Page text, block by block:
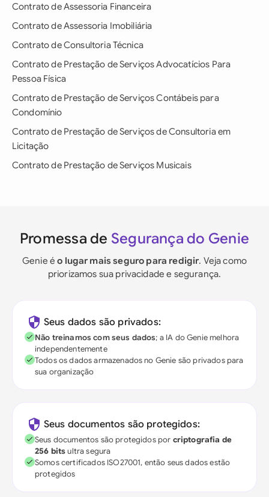
Contrato de Assessoria Financeira
Contrato de Assessoria Imobiliária
Contrato de Consultoria Técnica
Contrato de Prestação de Serviços Advocatícios Para
Pessoa Física
Contrato de Prestação de Serviços Contábeis para
Condomínio
Contrato de Prestação de Serviços de Consultoria em
Licitação
Contrato de Prestação de Serviços Musicais
Promessa de Segurança do Genie
Genie éo lugar mais seguro para redigir. Veja como
priorizamos sua privacidade e segurança.
Seus dados são privados:
Não treinamos com seus dados; a IA do Genie melhora
independentemente
Todos os dados armazenados no Genie são privados para
sua organização
Seus documentos são protegidos:
Seus documentos são protegidos por criptografia de
256 bitsultra segura
Somos certificados ISO27001, então seus dados estão
protegidos